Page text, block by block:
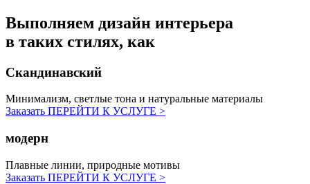
Выполняем дизайн интерьера
в таких стилях, как
Скандинавский
Минимализм, светлые тона и натуральные материалы
Заказать ПЕРЕЙТИ К УСЛУГЕ >
модерн
Плавные линии, природные мотивы
Заказать ПЕРЕЙТИ К УСЛУГЕ >